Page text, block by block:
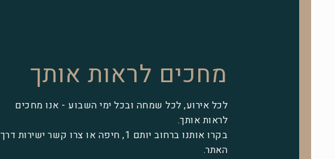
מחכים לראות אותך
לכל אירוע, לכל שמחה ובכל ימי השבוע - אנו מחכים
לראות אותך.
בקרו אותנו ברחוב יותם 1, חיפה או צרו קשר ישירות דרך
האתר.